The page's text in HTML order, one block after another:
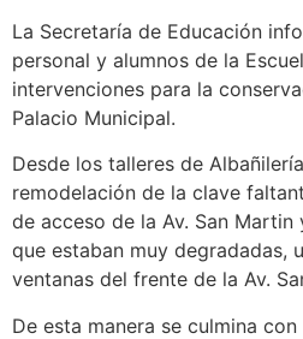
La Secretaría de Educación
personal y alumnos de la
intervenciones para la
Palacio Municipal.
Desde los talleres de
remodelación de la clave
de acceso de la Av. San
que estaban muy degradadas,
ventanas del frente de la Av.
De esta manera se culmina